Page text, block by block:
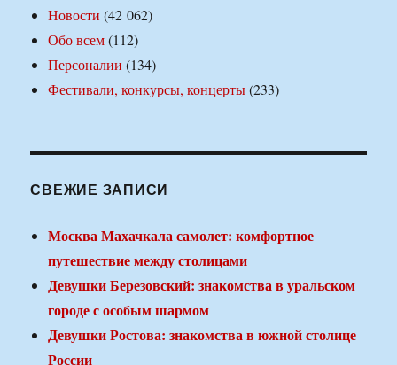
Новости (42 062)
Обо всем(112)
Персоналии (134)
Фестивали, конкурсы, концерты(233)
СВЕЖИЕ ЗАПИСИ
Москва Махачкала самолет: комфортное
путешествие между столицами
Девушки Березовский: знакомства в уральском
городе с особым шармом
Девушки Ростова: знакомства в южной столице
России